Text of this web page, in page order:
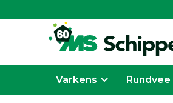
Varkens Rundvee